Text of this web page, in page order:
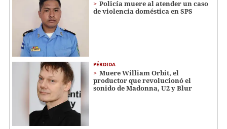
Policía muere al atender un caso
de violencia doméstica en SPS
PÉRDIDA
Muere William Orbit, el
productor que revolucionó el
sonido de Madonna, U2 y Blur